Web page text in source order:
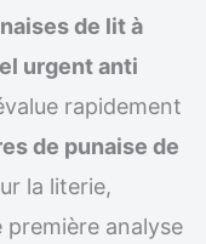
de lit à
urgent anti
rapidement
de punaise de
la literie,
première analyse